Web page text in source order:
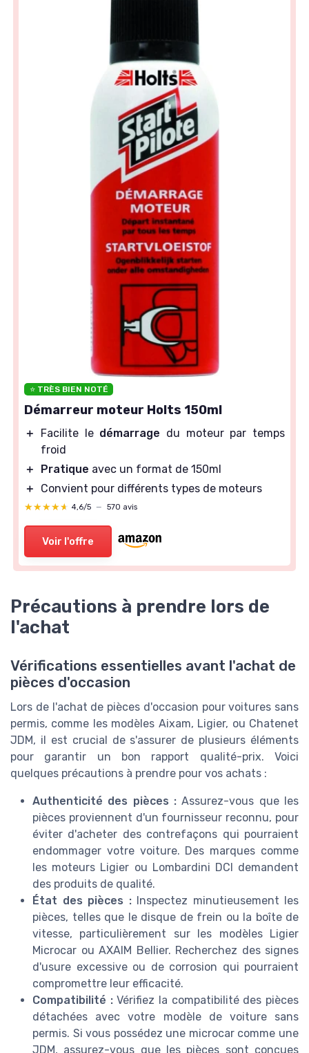
⭐ TRÈS BIEN NOTÉ
Démarreur moteur Holts 150ml
＋ Facilite le démarrage du moteur par temps
froid
＋
Pratique avec un format de 150ml
＋
Convient pour différents types de moteurs
★★★★★
★★★★★ 4,6/5 — 570 avis
Voir l'offre
Précautions à prendre lors de
l'achat
Vérifications essentielles avant l'achat de
pièces d'occasion
Lors de l'achat de pièces d'occasion pour voitures sans
permis, comme les modèles Aixam, Ligier, ou Chatenet
JDM, il est crucial de s'assurer de plusieurs éléments
pour garantir un bon rapport qualité-prix. Voici
quelques précautions à prendre pour vos achats :
Authenticité des pièces : Assurez-vous que les
pièces proviennent d'un fournisseur reconnu, pour
éviter d'acheter des contrefaçons qui pourraient
endommager votre voiture. Des marques comme
les moteurs Ligier ou Lombardini DCI demandent
des produits de qualité.
État des pièces :Inspectez minutieusement les
pièces, telles que le disque de frein ou la boîte de
vitesse, particulièrement sur les modèles Ligier
Microcar ou AXAIM Bellier. Recherchez des signes
d'usure excessive ou de corrosion qui pourraient
compromettre leur efficacité.
Compatibilité :Vérifiez la compatibilité des pièces
détachées avec votre modèle de voiture sans
permis. Si vous possédez une microcar comme une
JDM, assurez-vous que les pièces sont conçues